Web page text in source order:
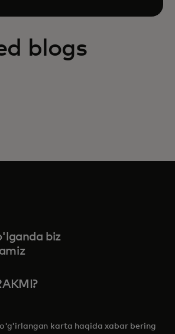
blogs
biz
karta haqida xabar bering